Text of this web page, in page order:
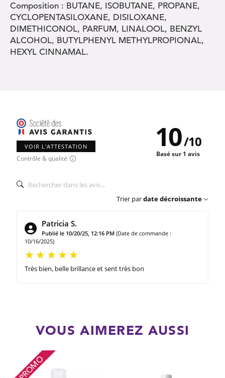
Composition : BUTANE, ISOBUTANE, PROPANE,
CYCLOPENTASILOXANE, DISILOXANE,
DIMETHICONOL, PARFUM, LINALOOL, BENZYL
ALCOHOL, BUTYLPHENYL METHYLPROPIONAL,
HEXYL CINNAMAL.
VOIR L'ATTESTATION
Contrôle & qualité
10/10
Basé sur 1 avis
Trier pardate décroissante
Patricia S.
Publié le 10/20/25, 12:16 PM (Date de commande :
10/16/2025)
Très bien, belle brillance et sent très bon
VOUS AIMEREZ AUSSI
PROMO